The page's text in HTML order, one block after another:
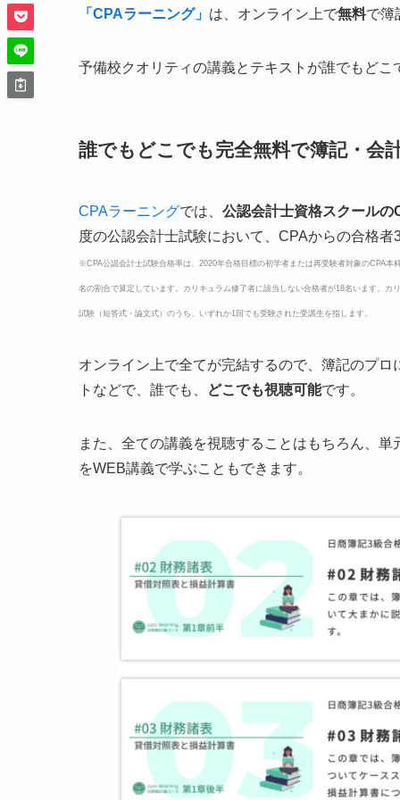
「CPAラーニング」 は、オンライン上で無料で簿
予備校クオリティの講義とテキストが誰でもど
誰でもどこでも完全無料で簿記・会
CPAラーニングでは、 公認会計士資格スクール
度の公認会計士試験において、CPAからの合格者
※CPA公認会計士試験合格率は、2020年合格目標の初学者または再受験者対象のCPA
名の割合で算定しています。カリキュラム修了者に該当しない合格者が18名います。
試験（短答式・論文式）のうち、いずれか1回でも受験された受講生を指します。
オンライン上で全てが完結するので、簿記のプ
トなどで、誰でも、
どこでも視聴可能です。
また、全ての講義を視聴することはもちろん、
をWEB講義で学ぶこともできます。